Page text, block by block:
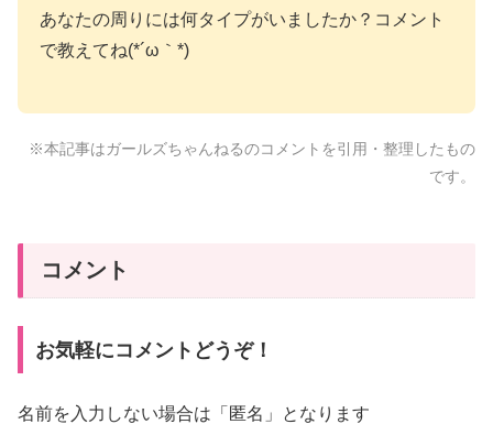
あなたの周りには何タイプがいましたか？コメント
で教えてね(*´ω｀*)
※本記事はガールズちゃんねるのコメントを引用・整理したもの
です。
コメント
お気軽にコメントどうぞ！
名前を入力しない場合は「匿名」となります